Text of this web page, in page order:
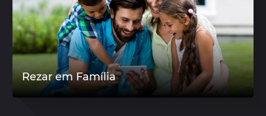
Rezar em Família